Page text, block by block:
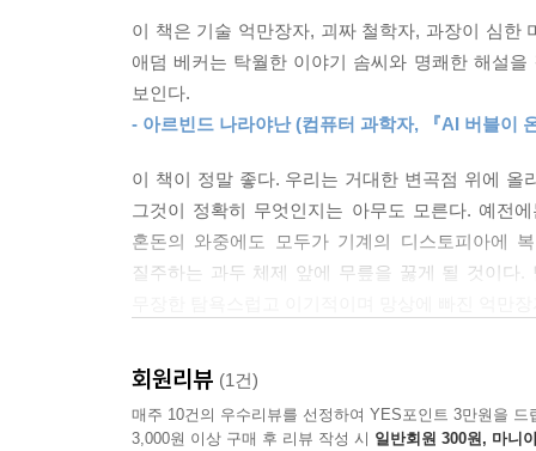
내가 아는 것이란 기술을 통한 구원의 미래란 생
이라는 사실이다. 우주는 거대한 자원의 저장고
는 것은 내가 할 수 있는 일이 아니다. 대신 내가
다’고 주장할 때 깊은 의심을 품어야 한다고 말해
---〈제6장_전대미답의 장소〉 中
그들의 꿈이 무엇인지 알게 되었다. 태양계 행성
이 기계와 결합된 다음 마지막엔 생물로서의 흔
높여 외친다. 과학자인 저자는 그에 대해 우리가
주 속에서 푸르게 빛나던 생명력을 잃어버린 희미
---〈옮긴이 후기〉 中
혁신의 속도가 점차 둔화되는 현상이라는 점을
특이점 이론에 투사했다는 지적은 이 ‘과학’의 종
한편 엘리에저 유드코스키와 기계지능연구소
있다는 공포를 유포한다. 유드코스키는 저자와
유드코스키의 경고는 일견 기술 낙관론자들의 대
AGI의 등장은 임박했고, 기술 발전은 필연이며
재앙이냐-만 다를 뿐이다. 그리고 어느 쪽이든 바
인류 미래의 흐름을 만들기 위한 자원과 권력이 자
자기강화적 사상 생태계를 형성했음을 보여준다.
이 책은 기술 억만장자, 괴짜 철학자, 과장이 심한
애덤 베커는 탁월한 이야기 솜씨와 명쾌한 해설
보인다.
- 아르빈드 나라야난 (컴퓨터 과학자, 『AI 버블이
이 책이 정말 좋다. 우리는 거대한 변곡점 위에
그것이 정확히 무엇인지는 아무도 모른다. 예전
혼돈의 와중에도 모두가 기계의 디스토피아에
질주하는 과두 체제 앞에 무릎을 꿇게 될 것이다
우리 세계는 디스토피아 SF를 경고가 아니라 제
이 상황은 단순히 어리석은 데 그치지 않는다. 매
회원리뷰 (1건)
매주 10건의 우수리뷰를 선정하여 YES포인트 3만원을 드
3,000원 이상 구매 후 리뷰 작성 시 일반회원 300원, 마니